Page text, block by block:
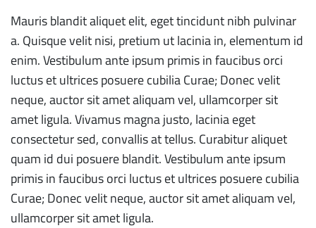
Mauris blandit aliquet elit, eget tincidunt nibh pulvinar
a. Quisque velit nisi, pretium ut lacinia in, elementum id
enim. Vestibulum ante ipsum primis in faucibus orci
luctus et ultrices posuere cubilia Curae; Donec velit
neque, auctor sit amet aliquam vel, ullamcorper sit
amet ligula. Vivamus magna justo, lacinia eget
consectetur sed, convallis at tellus. Curabitur aliquet
quam id dui posuere blandit. Vestibulum ante ipsum
primis in faucibus orci luctus et ultrices posuere cubilia
Curae; Donec velit neque, auctor sit amet aliquam vel,
ullamcorper sit amet ligula.